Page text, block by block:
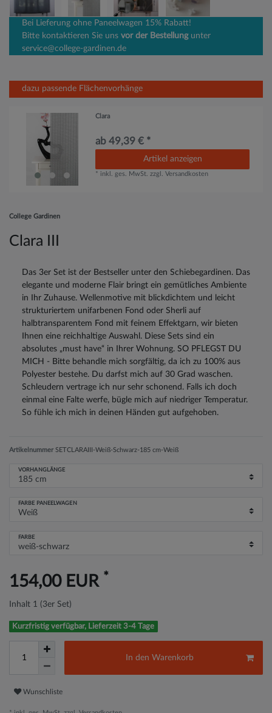
Bei Lieferung ohne Paneelwagen 15% Rabatt!
Bitte kontaktieren Sie uns vor der Bestellungunter
service@college-gardinen.de
dazu passende Flächenvorhänge
Clara
ab 49,39 € *
Artikel anzeigen
* inkl. ges. MwSt. zzgl.Versandkosten
College Gardinen
Clara III
Das 3er Set ist der Bestseller unter den Schiebegardinen. Das
elegante und moderne Flair bringt ein gemütliches Ambiente
in Ihr Zuhause. Wellenmotive mit blickdichtem und leicht
strukturiertem unifarbenen Fond oder Sherli auf
halbtransparentem Fond mit feinem Effektgarn, wir bieten
Ihnen eine reichhaltige Auswahl. Diese Sets sind ein
absolutes „must have“ in Ihrer Wohnung. SO PFLEGST DU
MICH - Bitte behandle mich sorgfältig, da ich zu 100% aus
Polyester bestehe. Du darfst mich auf 30 Grad waschen.
Schleudern vertrage ich nur sehr schonend. Falls ich doch
einmal eine Falte werfe, bügle mich auf niedriger Temperatur.
So fühle ich mich in deinen Händen gut aufgehoben.
Artikelnummer SETCLARAIII-Weiß-Schwarz-185 cm-Weiß
VORHANGLÄNGE
FARBE PANEELWAGEN
FARBE
154,00 EUR *
Inhalt 1 (3er Set)
Kurzfristig verfügbar, Lieferzeit 3-4 Tage
In den Warenkorb
Wunschliste